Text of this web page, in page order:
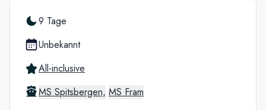
9 Tage
Unbekannt
All-inclusive
MS Spitsbergen, MS Fram